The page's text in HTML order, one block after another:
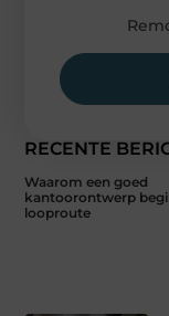
RECENTE
Waarom een goed
kantoorontwerp
looproute